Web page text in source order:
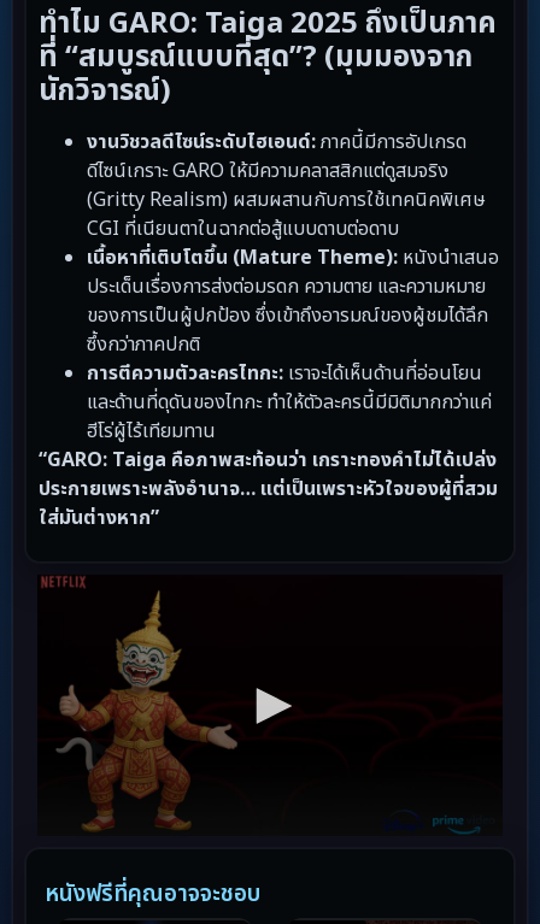
ทำไม GARO: Taiga 2025 ถึงเป็นภาค
ที่ “สมบูรณ์แบบที่สุด”? (มุมมองจาก
นักวิจารณ์)
งานวิชวลดีไซน์ระดับไฮเอนด์:ภาคนี้มีการอัปเกรด
ดีไซน์เกราะ GARO ให้มีความคลาสสิกแต่ดูสมจริง
(Gritty Realism) ผสมผสานกับการใช้เทคนิคพิเศษ
CGI ที่เนียนตาในฉากต่อสู้แบบดาบต่อดาบ
เนื้อหาที่เติบโตขึ้น (Mature Theme): หนังนำเสนอ
ประเด็นเรื่องการส่งต่อมรดก ความตาย และความหมาย
ของการเป็นผู้ปกป้อง ซึ่งเข้าถึงอารมณ์ของผู้ชมได้ลึก
ซึ้งกว่าภาคปกติ
การตีความตัวละครไทกะ: เราจะได้เห็นด้านที่อ่อนโยน
และด้านที่ดุดันของไทกะ ทำให้ตัวละครนี้มีมิติมากกว่าแค่
ฮีโร่ผู้ไร้เทียมทาน
“GARO: Taiga คือภาพสะท้อนว่า เกราะทองคำไม่ได้เปล่ง
ประกายเพราะพลังอำนาจ… แต่เป็นเพราะหัวใจของผู้ที่สวม
ใส่มันต่างหาก”
หนังฟรีที่คุณอาจจะชอบ